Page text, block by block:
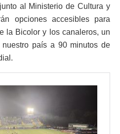
al Ministerio de Cultura y
opciones accesibles para
la Bicolor y los canaleros, un
país a 90 minutos de